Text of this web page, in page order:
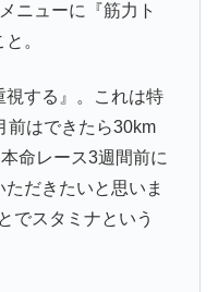
ニューに『筋力ト
。
視する』。これは特
前はできたら30km
命レース3週間前に
だきたいと思いま
でスタミナという